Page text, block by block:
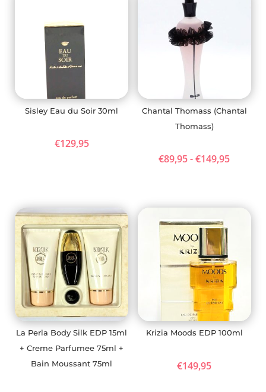
Sisley Eau du Soir 30ml
€129,95
Chantal Thomass (Chantal
Thomass)
€89,95 - €149,95
€149,95
La Perla Body Silk EDP 15ml
+ Creme Parfumee 75ml +
Bain Moussant 75ml
Krizia Moods EDP 100ml
€149,95